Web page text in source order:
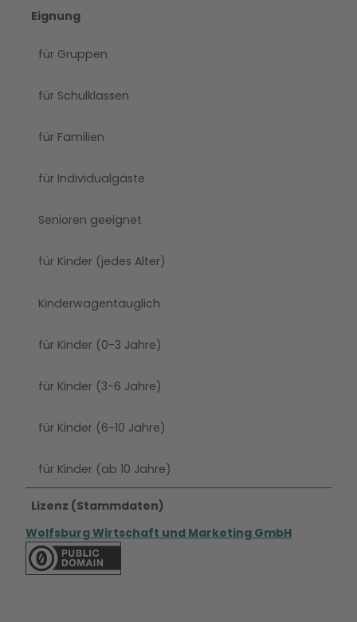
Eignung
für Gruppen
für Schulklassen
für Familien
für Individualgäste
Senioren geeignet
für Kinder (jedes Alter)
Kinderwagentauglich
für Kinder (0-3 Jahre)
für Kinder (3-6 Jahre)
für Kinder (6-10 Jahre)
für Kinder (ab 10 Jahre)
Lizenz (Stammdaten)
Wolfsburg Wirtschaft und Marketing GmbH